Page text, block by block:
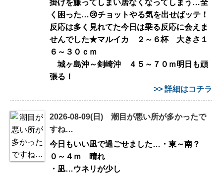
掛けを嫌ってしまい居なくなってしまう…全
く困った…😢チョットやる気を出せばッテ！
反応は多く見れてた今日は乗る反応に会えま
せんでした★マルイカ ２～６杯 大きさ１
６～３０ｃｍ
城ヶ島沖～剣崎沖 ４５～７０ｍ明日も頑
張る！
>> 詳細はコチラ
2026-08-09(日) 潮目が悪い所が多かったで
すね…
今日もいい凪で過ごせました…・東～南？
０～４ｍ 晴れ
・凪…ウネリが少し